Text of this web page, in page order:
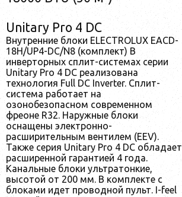
Unitary Pro 4 DC
Внутренние блоки ELECTROLUX EACD-
18H/UP4-DC/N8 (комплект) В
инверторных сплит-системах серии
Unitary Pro 4 DC реализована
технология Full DC Inverter. Сплит-
система работает на
озонобезопасном современном
фреоне R32. Наружные блоки
оснащены электронно-
расширительным вентилем (EEV).
Также серия Unitary Pro 4 DC обладает
расширенной гарантией 4 года.
Канальные блоки ультратонкие,
высотой от 200 мм. В комплекте с
блоками идет проводной пульт. I-feel